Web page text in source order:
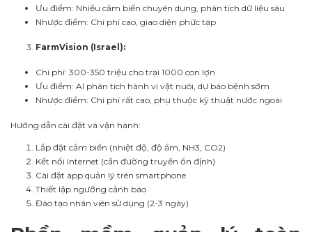
Ưu điểm: Nhiều cảm biến chuyên dụng, phân tích dữ liệu sâu
Nhược điểm: Chi phí cao, giao diện phức tạp
FarmVision (Israel):
Chi phí: 300-350 triệu cho trại 1000 con lợn
Ưu điểm: AI phân tích hành vi vật nuôi, dự báo bệnh sớm
Nhược điểm: Chi phí rất cao, phụ thuộc kỹ thuật nước ngoài
Hướng dẫn cài đặt và vận hành:
Lắp đặt cảm biến (nhiệt độ, độ ẩm, NH3, CO2)
Kết nối Internet (cần đường truyền ổn định)
Cài đặt app quản lý trên smartphone
Thiết lập ngưỡng cảnh báo
Đào tạo nhân viên sử dụng (2-3 ngày)